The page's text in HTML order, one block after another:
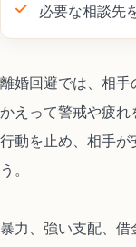
必要な相談先
離婚回避では、相手
かえって警戒や疲
行動を止め、相手が
う。
暴力、強い支配、